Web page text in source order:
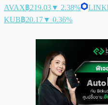
AVAX฿219.03▼ 2.38% LINK
KUB฿20.17▼ 0.36%